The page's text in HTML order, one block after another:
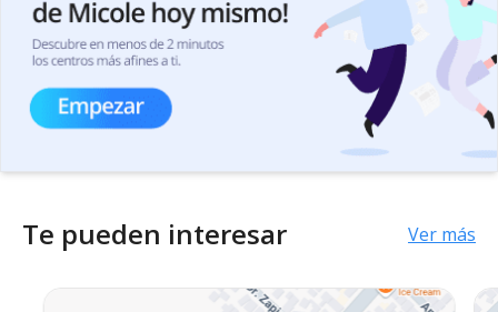
Te pueden interesar Ver más